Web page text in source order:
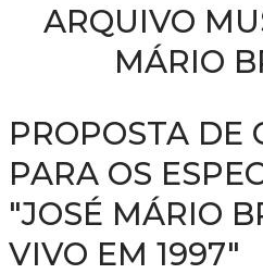
ARQUIVO
MÁRIO
PROPOSTA DE
PARA OS
"JOSÉ MÁRIO
VIVO EM 1997"